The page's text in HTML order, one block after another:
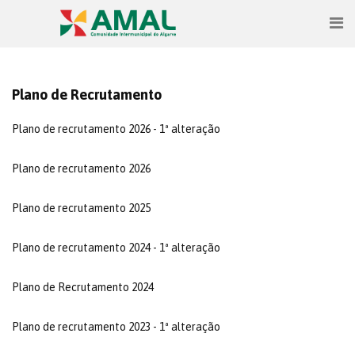
Plano de Recrutamento
Plano de recrutamento 2026 - 1ª alteração
Plano de recrutamento 2026
Plano de recrutamento 2025
Plano de recrutamento 2024 - 1ª alteração
Plano de Recrutamento 2024
Plano de recrutamento 2023 - 1ª alteração